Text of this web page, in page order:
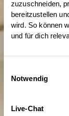
zuzuschneiden,
bereitzustellen
wird. So können
und für dich
Notwendig
Live-Chat